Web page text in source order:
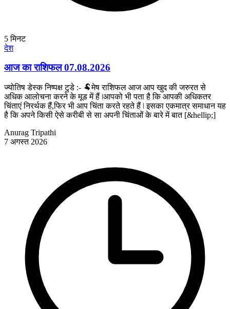
5मिनट
देश
आज का राशिफल 07.08.2026
ज्योतिष डेस्क निष्पक्ष टुडे :- 🐏मेष राशिफल आज आप खुद की जरुरत से
अधिक आलोचना करने के मूड में हैं ǀआपको भी पता है कि आपकी अधिकतर
चिंताएं निरर्थक हैं,फिर भी आप चिंता करते रहते हैं ǀ इसका एकमात्र समाधान यह
है कि अपने किसी ऐसे करीबी से सा अपनी चिंताओं के बारे में बात [&hellip;]
Anurag Tripathi
7 अगस्त 2026